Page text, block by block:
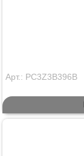
Арт.: PC3Z3B396B